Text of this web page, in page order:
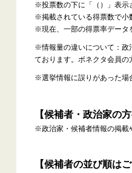
※投票数の下に「（）」表示
※掲載されている得票数で小
※現在、一部の得票率データ
※情報量の違いについて：政
ております。ボネクタ会員の
※選挙情報に誤りがあった場
【候補者・政治家の方
※政治家・候補者情報の掲載
【候補者の並び順は